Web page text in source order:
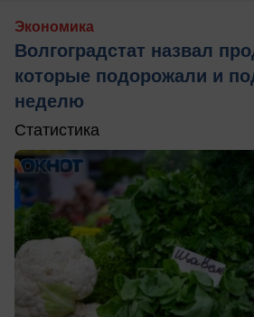
Экономика
Волгоградстат назвал
которые подорожали и
неделю
Статистика